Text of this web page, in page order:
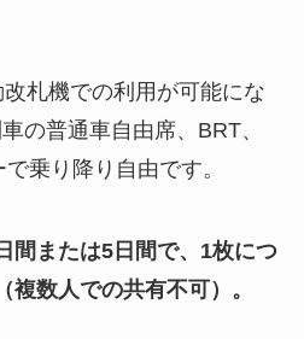
札機での利用が可能にな
の普通車自由席、BRT、
乗り降り自由です。
間または5日間で、1枚につ
複数人での共有不可）。